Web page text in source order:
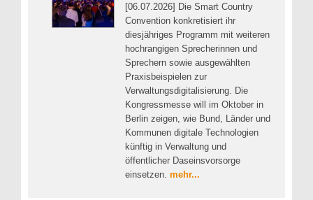
[06.07.2026] Die Smart Country
Convention konkretisiert ihr
diesjähriges Programm mit weiteren
hochrangigen Sprecherinnen und
Sprechern sowie ausgewählten
Praxisbeispielen zur
Verwaltungsdigitalisierung. Die
Kongressmesse will im Oktober in
Berlin zeigen, wie Bund, Länder und
Kommunen digitale Technologien
künftig in Verwaltung und
öffentlicher Daseinsvorsorge
einsetzen. mehr...